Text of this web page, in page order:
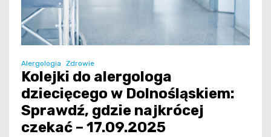
Alergologia Zdrowie
Kolejki do alergologa
dziecięcego w Dolnośląskiem:
Sprawdź, gdzie najkrócej
czekać – 17.09.2025